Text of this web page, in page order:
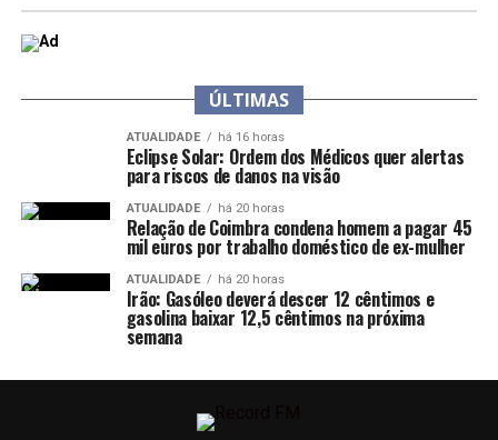
ÚLTIMAS
ATUALIDADE há 16 horas
Eclipse Solar: Ordem dos Médicos quer alertas
para riscos de danos na visão
ATUALIDADE há 20 horas
Relação de Coimbra condena homem a pagar 45
mil euros por trabalho doméstico de ex-mulher
ATUALIDADE há 20 horas
Irão: Gasóleo deverá descer 12 cêntimos e
gasolina baixar 12,5 cêntimos na próxima
semana